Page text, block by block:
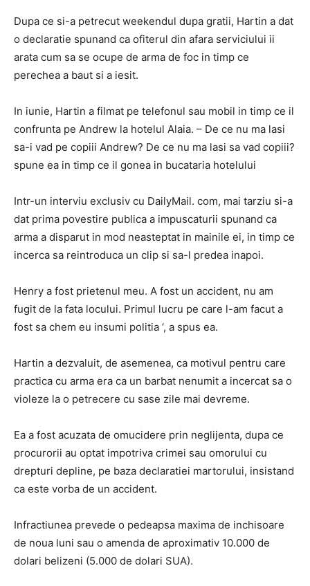
Dupa ce si-a petrecut weekendul dupa gratii, Hartin a dat
o declaratie spunand ca ofiterul din afara serviciului ii
arata cum sa se ocupe de arma de foc in timp ce
perechea a baut si a iesit.
In iunie, Hartin a filmat pe telefonul sau mobil in timp ce il
confrunta pe Andrew la hotelul Alaia. – De ce nu ma lasi
sa-i vad pe copiii Andrew? De ce nu ma lasi sa vad copiii?
spune ea in timp ce il gonea in bucataria hotelului
Intr-un interviu exclusiv cu DailyMail. com, mai tarziu si-a
dat prima povestire publica a impuscaturii spunand ca
arma a disparut in mod neasteptat in mainile ei, in timp ce
incerca sa reintroduca un clip si sa-l predea inapoi.
Henry a fost prietenul meu. A fost un accident, nu am
fugit de la fata locului. Primul lucru pe care l-am facut a
fost sa chem eu insumi politia ‘, a spus ea.
Hartin a dezvaluit, de asemenea, ca motivul pentru care
practica cu arma era ca un barbat nenumit a incercat sa o
violeze la o petrecere cu sase zile mai devreme.
Ea a fost acuzata de omucidere prin neglijenta, dupa ce
procurorii au optat impotriva crimei sau omorului cu
drepturi depline, pe baza declaratiei martorului, insistand
ca este vorba de un accident.
Infractiunea prevede o pedeapsa maxima de inchisoare
de noua luni sau o amenda de aproximativ 10.000 de
dolari belizeni (5.000 de dolari SUA).